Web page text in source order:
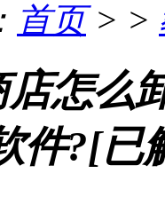
首页> >
店怎么
件?[已